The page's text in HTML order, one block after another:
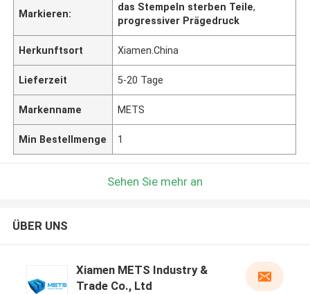
Markieren:
das Stempeln sterben Teile,
progressiver Prägedruck
Herkunftsort Xiamen.China
Lieferzeit 5-20 Tage
Markenname METS
Min Bestellmenge 1
Sehen Sie mehr an
ÜBER UNS
Xiamen METS Industry &
Trade Co., Ltd